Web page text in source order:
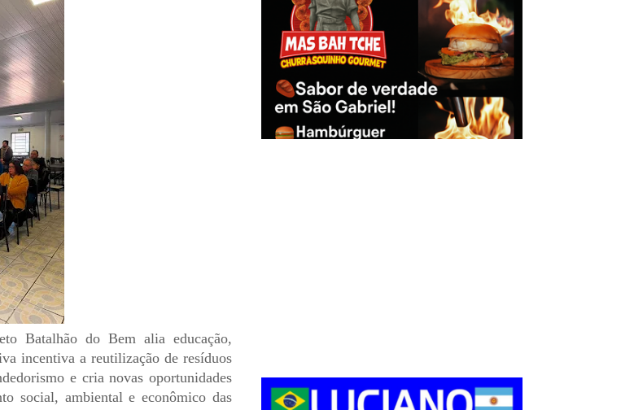
Batalhão do Bem alia educação,
incentiva a reutilização de resíduos
e cria novas oportunidades
social, ambiental e econômico das